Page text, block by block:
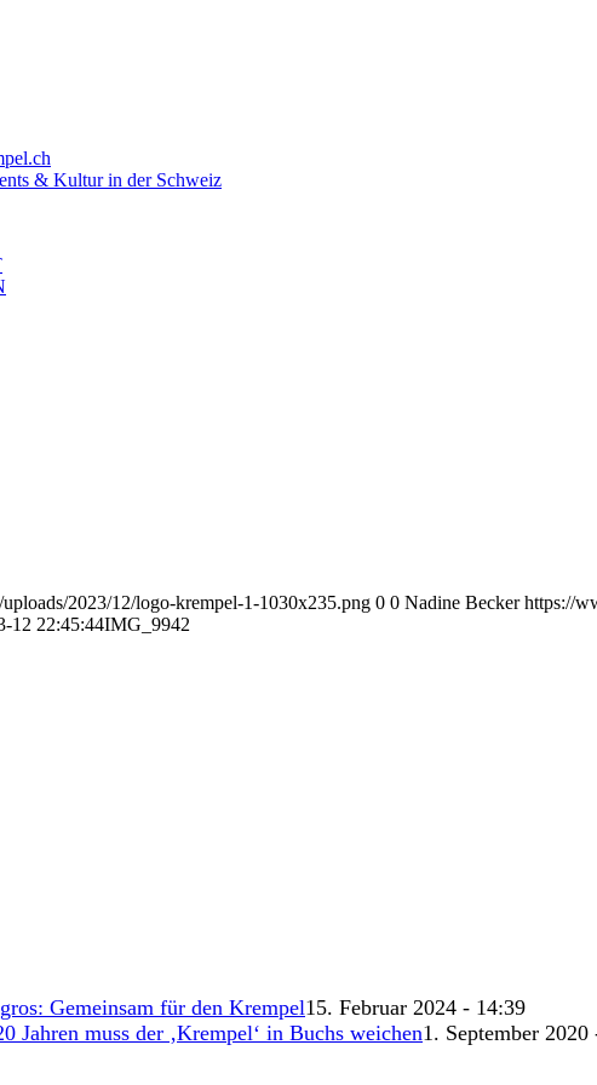
2023/12/logo-krempel-1-1030x235.png 0 0 Nadine Becker https://
12 22:45:44IMG_9942
Gemeinsam für den Krempel15. Februar 2024 - 14:39
Jahren muss der ‚Krempel‘ in Buchs weichen1. September 2020